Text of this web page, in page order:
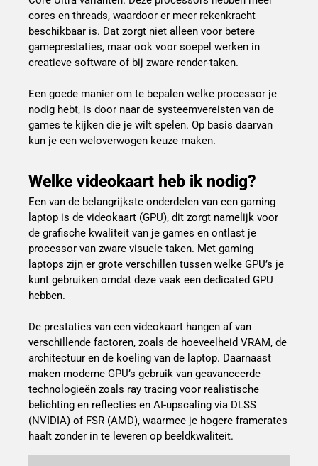
cores en threads, waardoor er meer rekenkracht
beschikbaar is. Dat zorgt niet alleen voor betere
gameprestaties, maar ook voor soepel werken in
creatieve software of bij zware render-taken.
Een goede manier om te bepalen welke processor je
nodig hebt, is door naar de systeemvereisten van de
games te kijken die je wilt spelen. Op basis daarvan
kun je een weloverwogen keuze maken.
Welke videokaart heb ik nodig?
Een van de belangrijkste onderdelen van een gaming
laptop is de videokaart (GPU), dit zorgt namelijk voor
de grafische kwaliteit van je games en ontlast je
processor van zware visuele taken. Met gaming
laptops zijn er grote verschillen tussen welke GPU’s je
kunt gebruiken omdat deze vaak een dedicated GPU
hebben.
De prestaties van een videokaart hangen af van
verschillende factoren, zoals de hoeveelheid VRAM, de
architectuur en de koeling van de laptop. Daarnaast
maken moderne GPU’s gebruik van geavanceerde
technologieën zoals ray tracing voor realistische
belichting en reflecties en AI-upscaling via DLSS
(NVIDIA) of FSR (AMD), waarmee je hogere framerates
haalt zonder in te leveren op beeldkwaliteit.